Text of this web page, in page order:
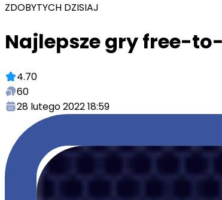
ZDOBYTYCH DZISIAJ
Najlepsze gry free-
4.70
60
28 lutego 2022 18:59